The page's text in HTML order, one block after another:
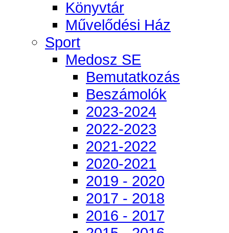
Könyvtár
Művelődési Ház
Sport
Medosz SE
Bemutatkozás
Beszámolók
2023-2024
2022-2023
2021-2022
2020-2021
2019 - 2020
2017 - 2018
2016 - 2017